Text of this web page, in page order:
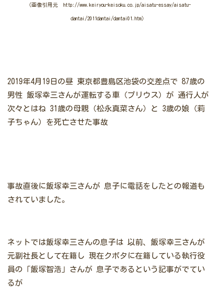
（画像引用元 http://www.keiryou-keisoku.co.jp/aisatu-essay/aisatu-
dantai/2011dantai/dantai01.htm）
2019年4月19日の昼 東京都豊島区池袋の交差点で 87歳の
男性 飯塚幸三さんが運転する車（プリウス）が 通行人が
次々とはね 31歳の母親（松永真菜さん）と 3歳の娘（莉
子ちゃん）を死亡させた事故
事故直後に飯塚幸三さんが 息子に電話をしたとの報道も
されていました。
ネットでは飯塚幸三さんの息子は 以前、飯塚幸三さんが
元副社長として在籍し 現在クボタに在籍している執行役
員の「飯塚智浩」さんが 息子であるという記事がでてい
るが